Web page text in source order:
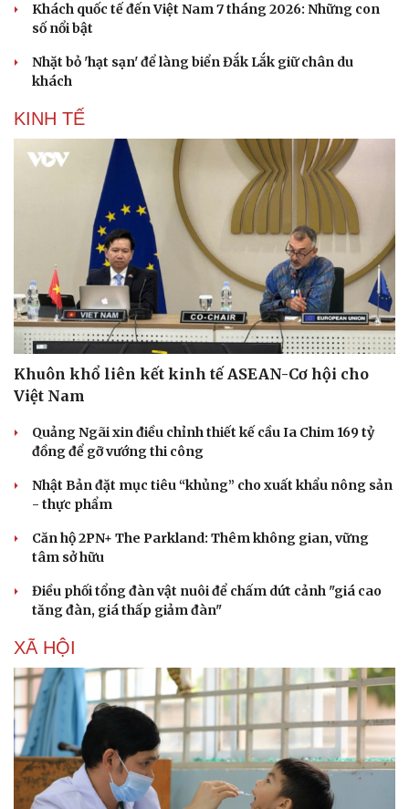
Văn hóa
Văn học
Di sản
Giải trí
Khách quốc tế đến Việt Nam 7 tháng 2026: Những con
số nổi bật
Nhặt bỏ 'hạt sạn' để làng biển Đắk Lắk giữ chân du
khách
KINH TẾ
Khuôn khổ liên kết kinh tế ASEAN-Cơ hội cho
Việt Nam
Quảng Ngãi xin điều chỉnh thiết kế cầu Ia Chim 169 tỷ
đồng để gỡ vướng thi công
Nhật Bản đặt mục tiêu “khủng” cho xuất khẩu nông sản
- thực phẩm
Căn hộ 2PN+ The Parkland: Thêm không gian, vững
tâm sở hữu
Điều phối tổng đàn vật nuôi để chấm dứt cảnh "giá cao
tăng đàn, giá thấp giảm đàn"
XÃ HỘI